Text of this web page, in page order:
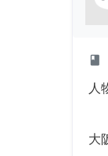
class
人
大